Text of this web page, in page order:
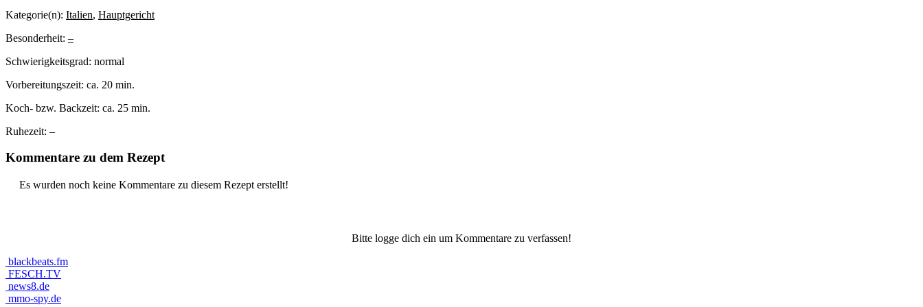
Kategorie(n): Italien, Hauptgericht
Besonderheit: –
Schwierigkeitsgrad: normal
Vorbereitungszeit: ca. 20 min.
Koch- bzw. Backzeit: ca. 25 min.
Ruhezeit: –
Kommentare zu dem Rezept
Es wurden noch keine Kommentare zu diesem Rezept erstellt!
Bitte logge dich ein um Kommentare zu verfassen!
blackbeats.fm
FESCH.TV
news8.de
mmo-spy.de